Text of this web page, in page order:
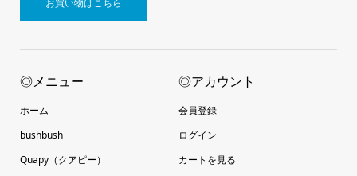
お買い物はこちら
◎メニュー
ホーム
bushbush
Quapy（クアピー）
◎アカウント
会員登録
ログイン
カートを見る